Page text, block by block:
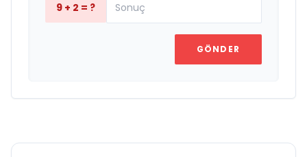
9 + 2 = ?
GÖNDER